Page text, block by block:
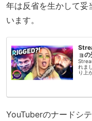
年は反省を生かして妥
います。
ョ
れま
り上
YouTuberのナードシ